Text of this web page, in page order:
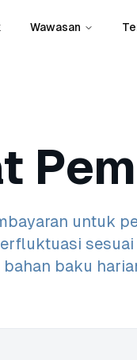
Wawasan
untuk
bahan baku